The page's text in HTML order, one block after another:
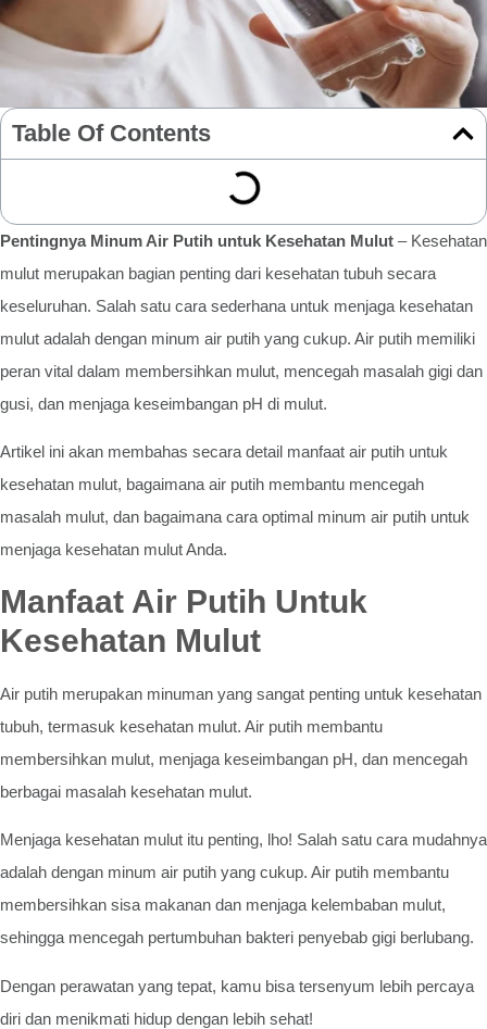
Table Of Contents
Pentingnya Minum Air Putih untuk Kesehatan Mulut – Kesehatan
mulut merupakan bagian penting dari kesehatan tubuh secara
keseluruhan. Salah satu cara sederhana untuk menjaga kesehatan
mulut adalah dengan minum air putih yang cukup. Air putih memiliki
peran vital dalam membersihkan mulut, mencegah masalah gigi dan
gusi, dan menjaga keseimbangan pH di mulut.
Artikel ini akan membahas secara detail manfaat air putih untuk
kesehatan mulut, bagaimana air putih membantu mencegah
masalah mulut, dan bagaimana cara optimal minum air putih untuk
menjaga kesehatan mulut Anda.
Manfaat Air Putih Untuk
Kesehatan Mulut
Air putih merupakan minuman yang sangat penting untuk kesehatan
tubuh, termasuk kesehatan mulut. Air putih membantu
membersihkan mulut, menjaga keseimbangan pH, dan mencegah
berbagai masalah kesehatan mulut.
Menjaga kesehatan mulut itu penting, lho! Salah satu cara mudahnya
adalah dengan minum air putih yang cukup. Air putih membantu
membersihkan sisa makanan dan menjaga kelembaban mulut,
sehingga mencegah pertumbuhan bakteri penyebab gigi berlubang.
Dengan perawatan yang tepat, kamu bisa tersenyum lebih percaya
diri dan menikmati hidup dengan lebih sehat!